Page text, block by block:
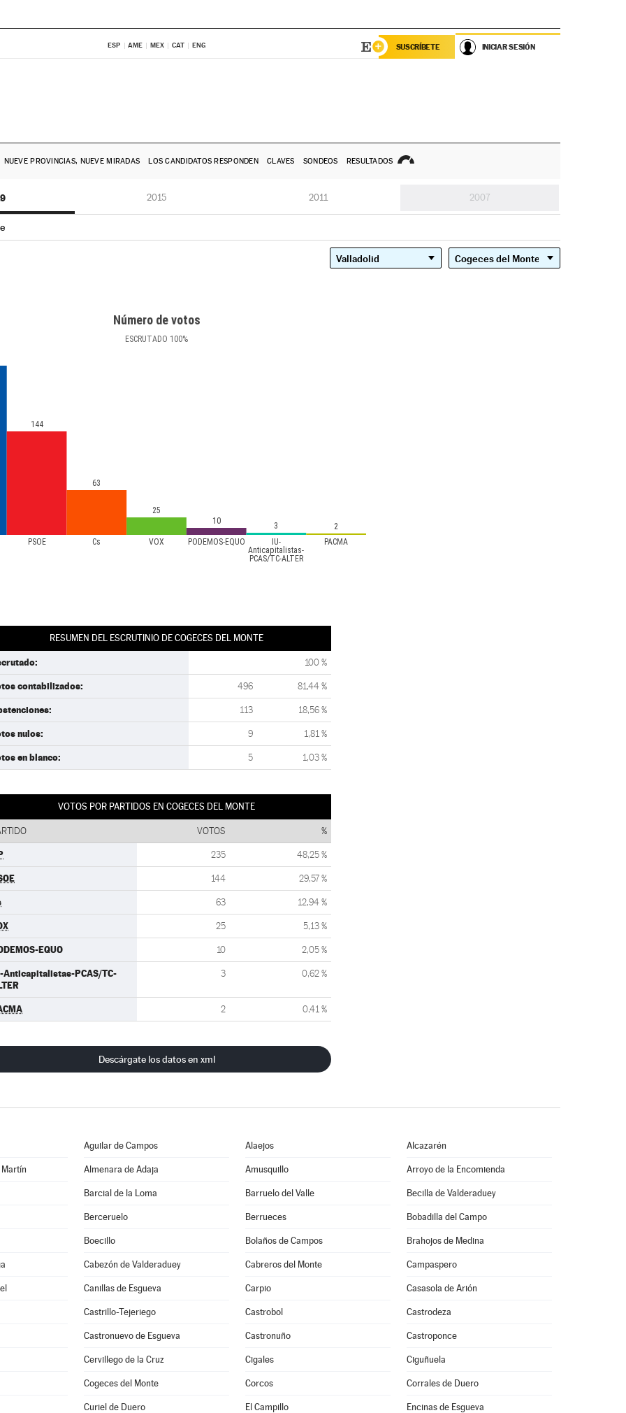
ESP AME MEX CAT ENG SUSCRÍBETE INICIAR SESIÓN
NUEVE PROVINCIAS, NUEVE MIRADAS LOS CANDIDATOS RESPONDEN CLAVES SONDEOS RESULTADOS
2015 2011 2007
Número de votos
ESCRUTADO 100%
PSOE Cs VOX PODEMOS-EQUO
IU-
Anticapitalistas-
PCAS/TC-ALTER
PACMA
144
63
25
10
3 2
RESUMEN DEL ESCRUTINIO DE COGECES DEL MONTE
100 %
contabilizados: 496 81,44 %
113 18,56 %
nulos: 9 1,81 %
en blanco: 5 1,03 %
VOTOS POR PARTIDOS EN COGECES DEL MONTE
VOTOS %
235 48,25 %
144 29,57 %
63 12,94 %
25 5,13 %
EQUO 10 2,05 %
Anticapitalistas-PCAS/TC-
3 0,62 %
2 0,41 %
Descárgate los datos en xml
Aguilar de Campos Alaejos Alcazarén
Almenara de Adaja Amusquillo Arroyo de la Encomienda
Barcial de la Loma Barruelo del Valle Becilla de Valderaduey
Berceruelo Berrueces Bobadilla del Campo
Boecillo Bolaños de Campos Brahojos de Medina
Cabezón de Valderaduey Cabreros del Monte Campaspero
Canillas de Esgueva Carpio Casasola de Arión
Castrillo-Tejeriego Castrobol Castrodeza
Castronuevo de Esgueva Castronuño Castroponce
Cervillego de la Cruz Cigales Ciguñuela
Cogeces del Monte Corcos Corrales de Duero
Curiel de Duero El Campillo Encinas de Esgueva